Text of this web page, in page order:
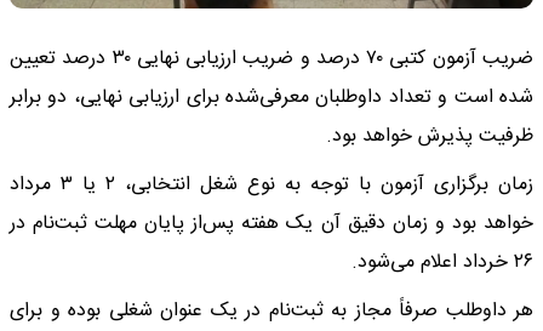
ضریب آزمون کتبی ۷۰ درصد و ضریب ارزیابی نهایی ۳۰ درصد تعیین
شده است و تعداد داوطلبان معرفی‌شده برای ارزیابی نهایی، دو برابر
ظرفیت پذیرش خواهد بود.
زمان برگزاری آزمون با توجه به نوع شغل انتخابی، ۲ یا ۳ مرداد
خواهد بود و زمان دقیق آن یک هفته پس‌از پایان مهلت ثبت‌نام در
۲۶ خرداد اعلام می‌شود.
هر داوطلب صرفاً مجاز به ثبت‌نام در یک عنوان شغلی بوده و برای